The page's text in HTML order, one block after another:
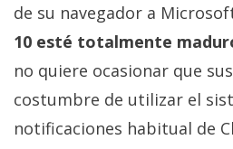
de su navegador a
10 esté totalmente
no quiere ocasionar que
costumbre de utilizar el
notificaciones habitual de